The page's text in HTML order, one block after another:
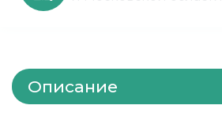
Шрабы
Штамбовые
Описание